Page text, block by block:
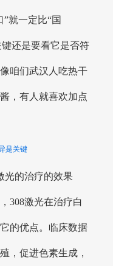
就一定比“国
还是要看它是否符
咱们武汉人吃热干
，有人就喜欢加点
是关键
光的治疗的效果
308激光在治疗白
的优点。临床数据
，促进色素生成，